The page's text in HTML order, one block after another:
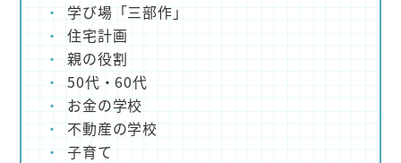
学び場「三部作」
住宅計画
親の役割
50代・60代
お金の学校
不動産の学校
子育て